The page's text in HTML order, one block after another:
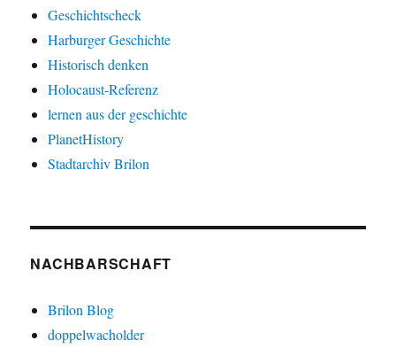
Geschichtscheck
Harburger Geschichte
Historisch denken
Holocaust-Referenz
lernen aus der geschichte
PlanetHistory
Stadtarchiv Brilon
NACHBARSCHAFT
Brilon Blog
doppelwacholder